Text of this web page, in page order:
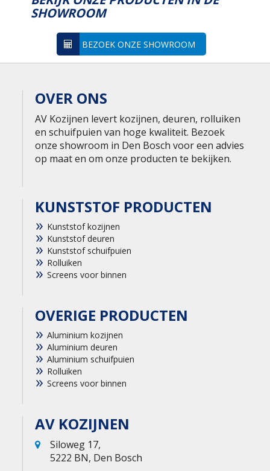
SHOWROOM
BEZOEK ONZE SHOWROOM
OVER ONS
AV Kozijnen levert kozijnen, deuren, rolluiken
en schuifpuien van hoge kwaliteit. Bezoek
onze showroom in Den Bosch voor een advies
op maat en om onze producten te bekijken.
KUNSTSTOF PRODUCTEN
Kunststof kozijnen
Kunststof deuren
Kunststof schuifpuien
Rolluiken
Screens voor binnen
OVERIGE PRODUCTEN
Aluminium kozijnen
Aluminium deuren
Aluminium schuifpuien
Rolluiken
Screens voor binnen
AV KOZIJNEN
Siloweg 17,
5222 BN, Den Bosch